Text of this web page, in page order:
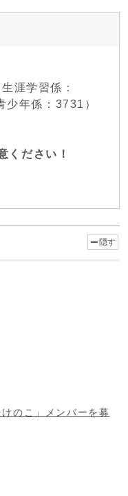
涯学習係：
年係：3731）
ください！
隠す
のこ」メンバーを募